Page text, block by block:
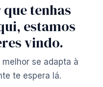
tenhas
estamos
vindo.
se adapta à
te espera lá.